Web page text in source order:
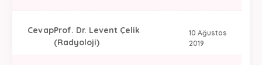
10 Ağustos
2019
CevapProf. Dr. Levent Çelik
(Radyoloji)